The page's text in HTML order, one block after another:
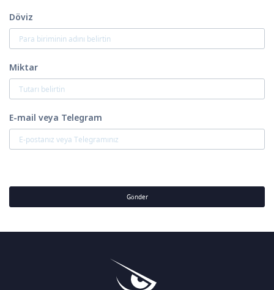
Döviz
Miktar
E-mail veya Telegram
Gönder